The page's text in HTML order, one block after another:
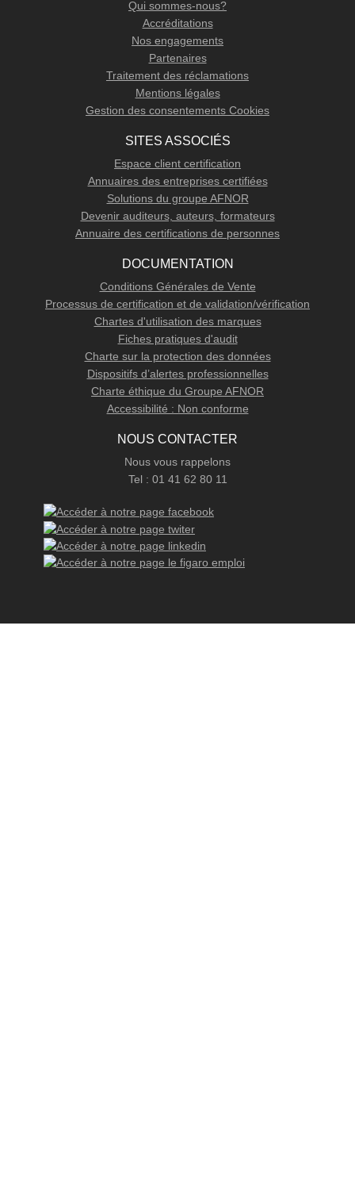
Qui sommes-nous?
Accréditations
Nos engagements
Partenaires
Traitement des réclamations
Mentions légales
Gestion des consentements Cookies
SITES ASSOCIÉS
Espace client certification
Annuaires des entreprises certifiées
Solutions du groupe AFNOR
Devenir auditeurs, auteurs, formateurs
Annuaire des certifications de personnes
DOCUMENTATION
Conditions Générales de Vente
Processus de certification et de validation/vérification
Chartes d'utilisation des marques
Fiches pratiques d'audit
Charte sur la protection des données
Dispositifs d’alertes professionnelles
Charte éthique du Groupe AFNOR
Accessibilité : Non conforme
NOUS CONTACTER
Nous vous rappelons
Tel : 01 41 62 80 11